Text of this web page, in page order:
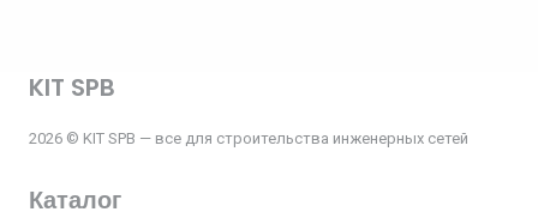
KIT SPB
2026 © KIT SPB — все для строительства инженерных сетей
Каталог